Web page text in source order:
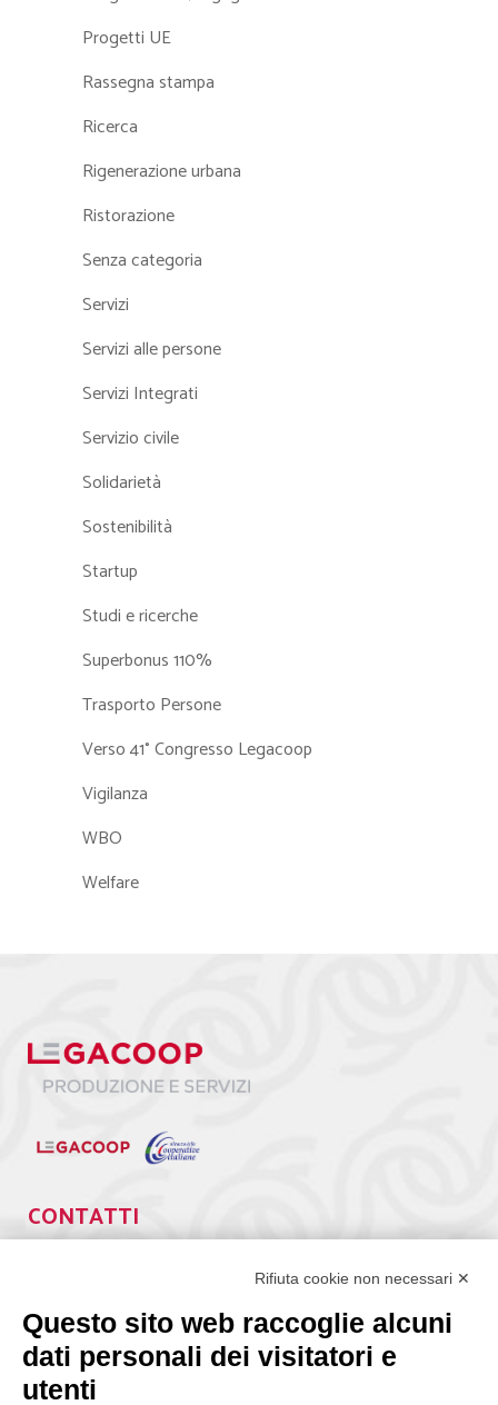
Progetti UE
Rassegna stampa
Ricerca
Rigenerazione urbana
Ristorazione
Senza categoria
Servizi
Servizi alle persone
Servizi Integrati
Servizio civile
Solidarietà
Sostenibilità
Startup
Studi e ricerche
Superbonus 110%
Trasporto Persone
Verso 41° Congresso Legacoop
Vigilanza
WBO
Welfare
CONTATTI
segreteria@lps.coop
Rifiuta cookie non necessari ✕
Questo sito web raccoglie alcuni
dati personali dei visitatori e
utenti